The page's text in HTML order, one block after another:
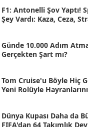
[56]
[50]
[57]
[25]
[46]
F1: Antonelli Şov Yaptı!
Şey Vardı: Kaza, Ceza,
Günde 10.000 Adım
Gerçekten Şart mı?
Tom Cruise'u Böyle Hiç
Yeni Rolüyle
Dünya Kupası Daha da
FIFA'dan 64 Takımlık